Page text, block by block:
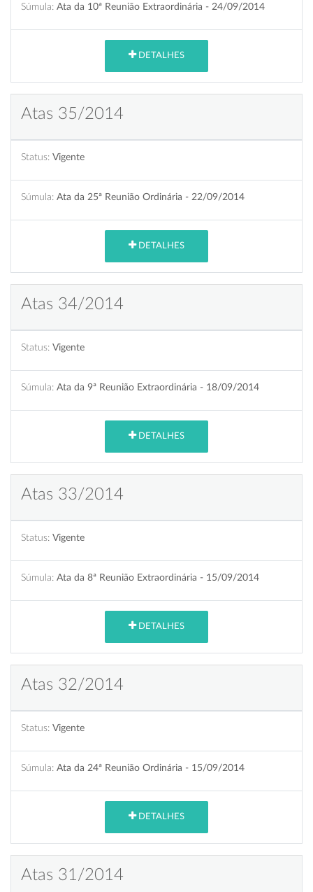
Súmula: Ata da 10ª Reunião Extraordinária - 24/09/2014
DETALHES
Atas 35/2014
Status: Vigente
Súmula: Ata da 25ª Reunião Ordinária - 22/09/2014
DETALHES
Atas 34/2014
Status: Vigente
Súmula: Ata da 9ª Reunião Extraordinária - 18/09/2014
DETALHES
Atas 33/2014
Status: Vigente
Súmula: Ata da 8ª Reunião Extraordinária - 15/09/2014
DETALHES
Atas 32/2014
Status: Vigente
Súmula: Ata da 24ª Reunião Ordinária - 15/09/2014
DETALHES
Atas 31/2014